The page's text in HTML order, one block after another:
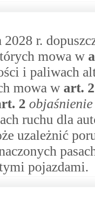
r.
mowa w
i paliwach
mowa w art. 2
2
ruchu dla
uzależnić
pojazdami.